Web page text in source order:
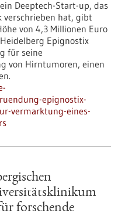
Deeptech-Start-up, das
verschrieben hat, gibt
von 4,3 Millionen Euro
Epignostix
für seine
von Hirntumoren, einen
epignostix-
vermarktung-eines-
forschende